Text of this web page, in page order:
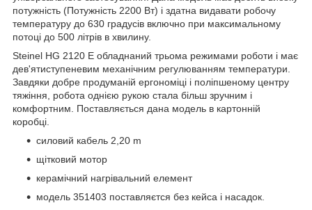
потужність (Потужність 2200 Вт) і здатна видавати робочу
температуру до 630 градусів включно при максимальному
потоці до 500 літрів в хвилину.
Steinel HG 2120 E обладнаний трьома режимами роботи і має
дев'ятиступеневим механічним регулюванням температури.
Завдяки добре продуманій ергономіці і поліпшеному центру
тяжіння, робота однією рукою стала більш зручним і
комфортним. Поставляється дана модель в картонній
коробці.
cиловий кабель 2,20 m
щітковий мотор
керамічний нагрівальний елемент
модель 351403 поставляєтся без кейса і насадок.